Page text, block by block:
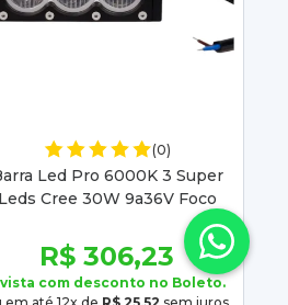
(0)
Led Pro 6000K 3 Super
Leds Cree 30W 9a36V Foco
R$ 306,23
vista com desconto no Boleto.